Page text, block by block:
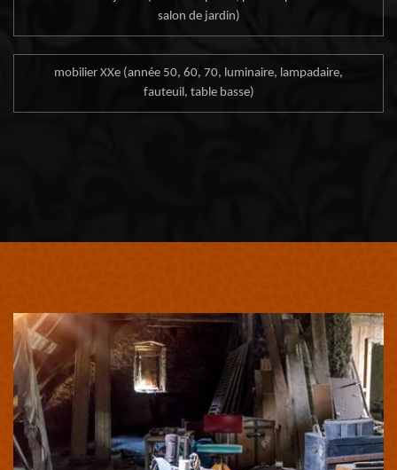
salon de jardin)
mobilier XXe (année 50, 60, 70, luminaire, lampadaire,
fauteuil, table basse)